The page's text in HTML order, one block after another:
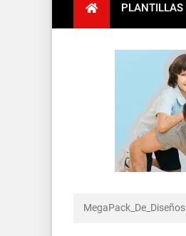
PLANTILLAS
MegaPack_De_Diseños